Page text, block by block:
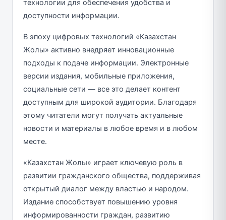
технологии для обеспечения удобства и
доступности информации.
В эпоху цифровых технологий «Казахстан
Жолы» активно внедряет инновационные
подходы к подаче информации. Электронные
версии издания, мобильные приложения,
социальные сети — все это делает контент
доступным для широкой аудитории. Благодаря
этому читатели могут получать актуальные
новости и материалы в любое время и в любом
месте.
«Казахстан Жолы» играет ключевую роль в
развитии гражданского общества, поддерживая
открытый диалог между властью и народом.
Издание способствует повышению уровня
информированности граждан, развитию